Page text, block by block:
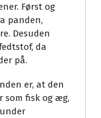
Først og
panden,
Desuden
da
på.
er, at den
som fisk og æg,